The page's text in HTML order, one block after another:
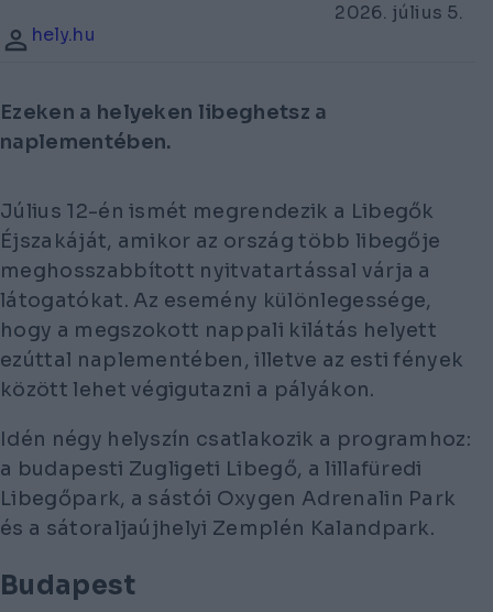
2026. július 5.
hely.hu
Ezeken a helyeken libeghetsz a
naplementében.
Július 12-én ismét megrendezik a Libegők
Éjszakáját, amikor az ország több libegője
meghosszabbított nyitvatartással várja a
látogatókat. Az esemény különlegessége,
hogy a megszokott nappali kilátás helyett
ezúttal naplementében, illetve az esti fények
között lehet végigutazni a pályákon.
Idén négy helyszín csatlakozik a programhoz:
a budapesti Zugligeti Libegő, a lillafüredi
Libegőpark, a sástói Oxygen Adrenalin Park
és a sátoraljaújhelyi Zemplén Kalandpark.
Budapest